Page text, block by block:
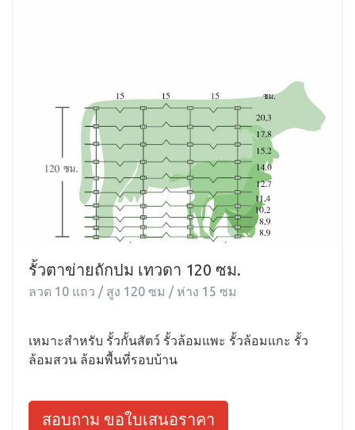
รั้วตาข่ายถักปม เทวดา 120 ซม.
ลวด 10 แถว / สูง 120 ซม / ห่าง 15 ซม
เหมาะสำหรับ รั้วกั้นสัตว์ รั้วล้อมแพะ รั้วล้อมแกะ รั้ว
ล้อมสวน ล้อมพื้นที่รอบบ้าน
สอบถาม ขอใบเสนอราคา